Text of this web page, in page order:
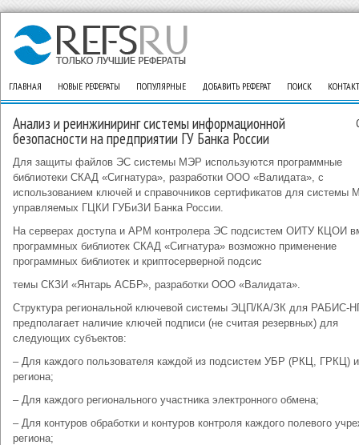
ГЛАВНАЯ НОВЫЕ РЕФЕРАТЫ ПОПУЛЯРНЫЕ ДОБАВИТЬ РЕФЕРАТ ПОИСК
Анализ и реинжиниринг системы информационной
безопасности на предприятии ГУ Банка России
Для защиты файлов ЭС системы МЭР используются программные
библиотеки СКАД «Сигнатура», разработки ООО «Валидата», с
использованием ключей и справочников сертификатов для системы
управляемых ГЦКИ ГУБиЗИ Банка России.
На серверах доступа и АРМ контролера ЭС подсистем ОИТУ КЦОИ
программных библиотек СКАД «Сигнатура» возможно применение
программных библиотек и криптосерверной подсис
темы СКЗИ «Янтарь АСБР», разработки ООО «Валидата».
Структура региональной ключевой системы ЭЦП/КА/ЗК для РАБИС-
предполагает наличие ключей подписи (не считая резервных) для
следующих субъектов:
– Для каждого пользователя каждой из подсистем УБР (РКЦ, ГРКЦ)
региона;
– Для каждого регионального участника электронного обмена;
– Для контуров обработки и контуров контроля каждого полевого
региона;